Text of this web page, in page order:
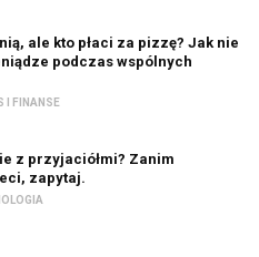
ale kto płaci za pizzę? Jak nie
podczas wspólnych
I FINANSE
z przyjaciółmi? Zanim
zapytaj.